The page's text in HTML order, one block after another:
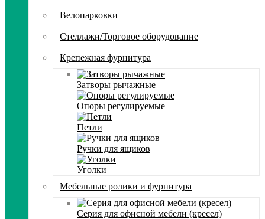
Велопарковки
Стеллажи/Торговое оборудование
Крепежная фурнитура
Затворы рычажные
Опоры регулируемые
Петли
Ручки для ящиков
Уголки
Мебельные ролики и фурнитура
Серия для офисной мебели (кресел)